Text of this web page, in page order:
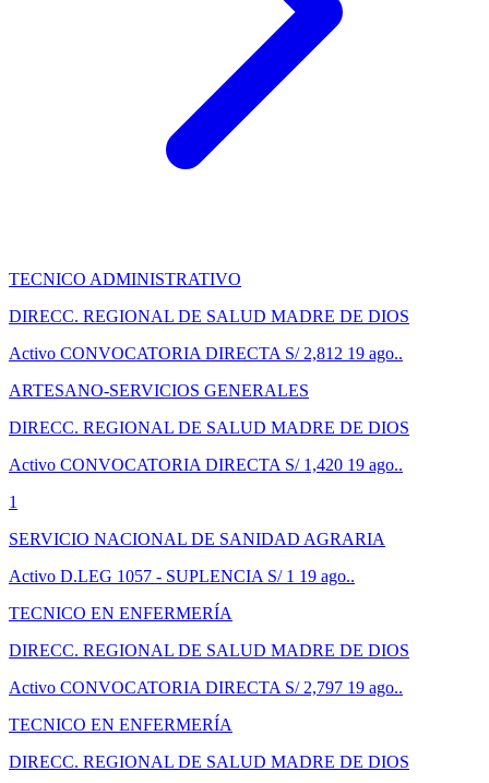
TECNICO ADMINISTRATIVO
DIRECC. REGIONAL DE SALUD MADRE DE DIOS
Activo CONVOCATORIA DIRECTA S/ 2,812 19 ago..
ARTESANO-SERVICIOS GENERALES
DIRECC. REGIONAL DE SALUD MADRE DE DIOS
Activo CONVOCATORIA DIRECTA S/ 1,420 19 ago..
1
SERVICIO NACIONAL DE SANIDAD AGRARIA
Activo D.LEG 1057 - SUPLENCIA S/ 1 19 ago..
TECNICO EN ENFERMERÍA
DIRECC. REGIONAL DE SALUD MADRE DE DIOS
Activo CONVOCATORIA DIRECTA S/ 2,797 19 ago..
TECNICO EN ENFERMERÍA
DIRECC. REGIONAL DE SALUD MADRE DE DIOS